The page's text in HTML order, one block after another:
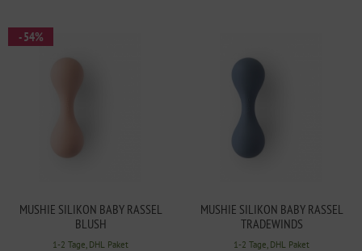
MUSHIE SILIKON BABY RASSEL
BLUSH
1-2 Tage, DHL Paket
- 54%
MUSHIE SILIKON BABY RASSEL
TRADEWINDS
1-2 Tage, DHL Paket